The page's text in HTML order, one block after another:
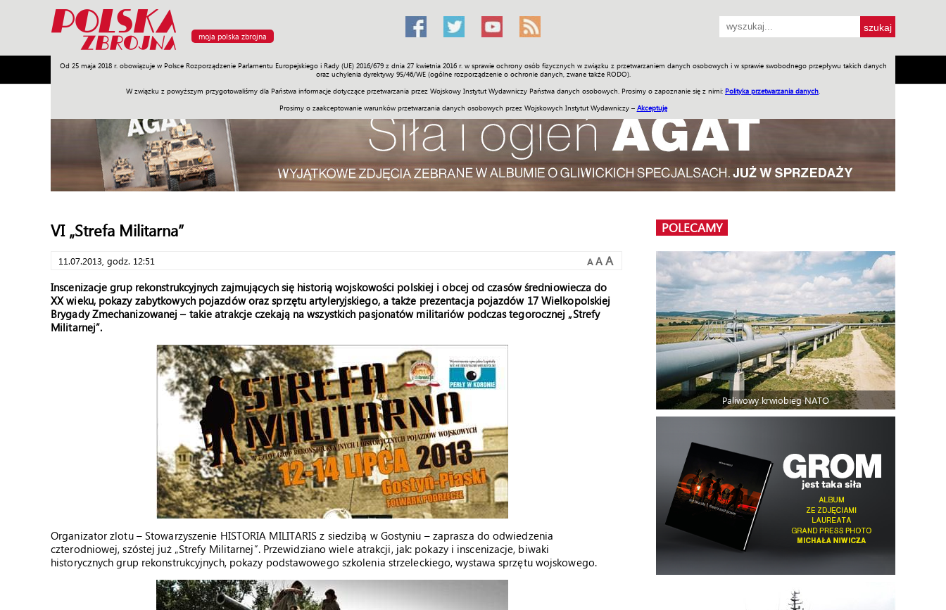
moja polska zbrojna
Od 25 maja 2018 r. obowiązuje w Polsce Rozporządzenie Parlamentu Europejskiego i Rady (UE) 2016/679 z dnia 27 kwietnia 2016 r. w sprawie ochrony osób fizycznych w związku z przetwarzaniem danych osobowych i w sprawie swobodnego przepływu takich danych
oraz uchylenia dyrektywy 95/46/WE (ogólne rozporządzenie o ochronie danych, zwane także RODO).
W związku z powyższym przygotowaliśmy dla Państwa informacje dotyczące przetwarzania przez Wojskowy Instytut Wydawniczy Państwa danych osobowych. Prosimy o zapoznanie się z nimi: Polityka przetwarzania danych
Prosimy o zaakceptowanie warunków przetwarzania danych osobowych przez Wojskowych Instytut Wydawniczy – Akceptuję
Armia Poligon Sprzęt Misje Polityka Prawo Świat Społeczność Sport Historia Galerie Wideo ENGLISH SKLEP Jednodniówki Praca w WIW
VI „Strefa Militarna”
11.07.2013, godz. 12:51 A A A
Inscenizacje grup rekonstrukcyjnych zajmujących się historią wojskowości polskiej i obcej od czasów średniowiecza do
XX wieku, pokazy zabytkowych pojazdów oraz sprzętu artyleryjskiego, a także prezentacja pojazdów 17 Wielkopolskiej
Brygady Zmechanizowanej – takie atrakcje czekają na wszystkich pasjonatów militariów podczas tegorocznej „Strefy
Militarnej”.
Organizator zlotu – Stowarzyszenie HISTORIA MILITARIS z siedzibą w Gostyniu – zaprasza do odwiedzenia
czterodniowej, szóstej już „Strefy Militarnej”. Przewidziano wiele atrakcji, jak: pokazy i inscenizacje, biwaki
historycznych grup rekonstrukcyjnych, pokazy podstawowego szkolenia strzeleckiego, wystawa sprzętu wojskowego.
POLECAMY
Paliwowy krwiobieg NATO